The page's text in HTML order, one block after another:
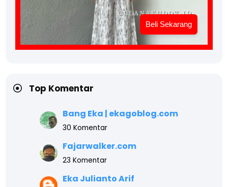
Beli Sekarang
Top Komentar
Bang Eka | ekagoblog.com
30 Komentar
Fajarwalker.com
23 Komentar
Eka Julianto Arif